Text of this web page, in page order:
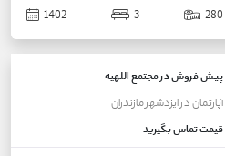
280
3
1402
پیش فروش در مجتمع اللهیه
آپارتماندرایزدشهرمازندران
قیمتتماس بگیرید